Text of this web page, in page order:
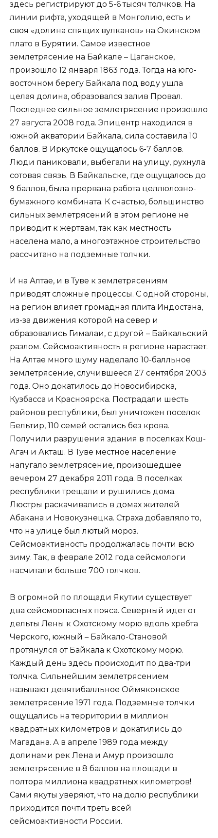
здесь регистрируют до 5-6 тысяч толчков. На
линии рифта, уходящей в Монголию, есть и
своя «долина спящих вулканов» на Окинском
плато в Бурятии. Самое известное
землетрясение на Байкале – Цаганское,
произошло 12 января 1863 года. Тогда на юго-
восточном берегу Байкала под воду ушла
целая долина, образовался залив Провал.
Последнее сильное землетрясение произошло
27 августа 2008 года. Эпицентр находился в
южной акватории Байкала, сила составила 10
баллов. В Иркутске ощущалось 6-7 баллов.
Люди паниковали, выбегали на улицу, рухнула
сотовая связь. В Байкальске, где ощущалось до
9 баллов, была прервана работа целлюлозно-
бумажного комбината. К счастью, большинство
сильных землетрясений в этом регионе не
приводит к жертвам, так как местность
населена мало, а многоэтажное строительство
рассчитано на подземные толчки.
И на Алтае, и в Туве к землетрясениям
приводят сложные процессы. С одной стороны,
на регион влияет громадная плита Индостана,
из-за движения которой на север и
образовались Гималаи, с другой – Байкальский
разлом. Сейсмоактивность в регионе нарастает.
На Алтае много шуму наделало 10-балльное
землетрясение, случившееся 27 сентября 2003
года. Оно докатилось до Новосибирска,
Кузбасса и Красноярска. Пострадали шесть
районов республики, был уничтожен поселок
Бельтир, 110 семей остались без крова.
Получили разрушения здания в поселках Кош-
Агач и Акташ. В Туве местное население
напугало землетрясение, произошедшее
вечером 27 декабря 2011 года. В поселках
республики трещали и рушились дома.
Люстры раскачивались в домах жителей
Абакана и Новокузнецка. Страха добавляло то,
что на улице был лютый мороз.
Сейсмоактивность продолжалась почти всю
зиму. Так, в феврале 2012 года сейсмологи
насчитали больше 700 толчков.
В огромной по площади Якутии существует
два сейсмоопасных пояса. Северный идет от
дельты Лены к Охотскому морю вдоль хребта
Черского, южный – Байкало-Становой
протянулся от Байкала к Охотскому морю.
Каждый день здесь происходит по два-три
толчка. Сильнейшим землетрясением
называют девятибалльное Оймяконское
землетрясение 1971 года. Подземные толчки
ощущались на территории в миллион
квадратных километров и докатились до
Магадана. А в апреле 1989 года между
долинами рек Лена и Амур произошло
землетрясение в 8 баллов на площади в
полтора миллиона квадратных километров!
Сами якуты уверяют, что на долю республики
приходится почти треть всей
сейсмоактивности России.